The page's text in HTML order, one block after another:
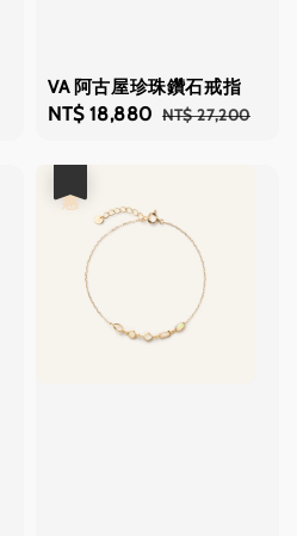
VA 阿古屋珍珠鑽石戒指
Sale
NT$ 18,880 Regular
NT$ 27,200